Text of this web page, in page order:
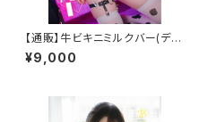
【通販】牛ビキニミルクバー(デジ
タル版付き)
¥9,000